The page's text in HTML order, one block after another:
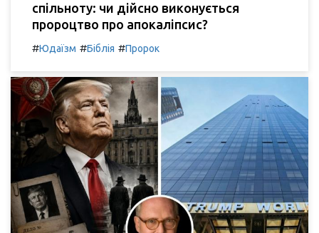
спільноту: чи дійсно виконується
пророцтво про апокаліпсис?
#Юдаїзм #Біблія #Пророк